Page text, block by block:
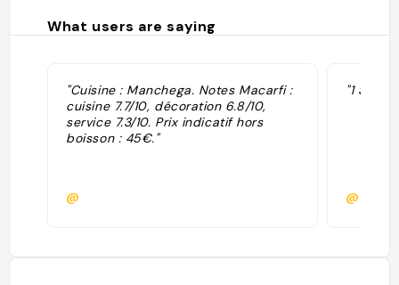
What users are saying
"Cuisine : Manchega. Notes Macarfi :
cuisine 7.7/10, décoration 6.8/10,
service 7.3/10. Prix indicatif hors
boisson : 45€."
@
"1 Sol
@